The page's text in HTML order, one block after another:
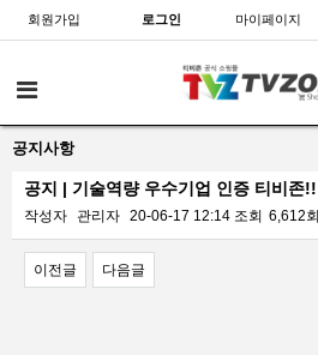
회원가입 로그인 마이페이지
공지사항
공지 | 기술역량 우수기업 인증 티비존!!
작성자 관리자 20-06-17 12:14 조회 6,612회
이전글 다음글